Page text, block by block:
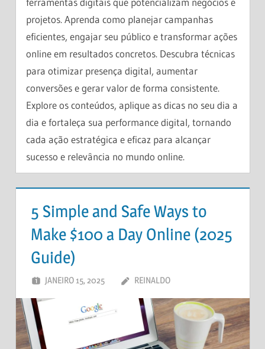
projetos. Aprenda como planejar campanhas
eficientes, engajar seu público e transformar ações
online em resultados concretos. Descubra técnicas
para otimizar presença digital, aumentar
conversões e gerar valor de forma consistente.
Explore os conteúdos, aplique as dicas no seu dia a
dia e fortaleça sua performance digital, tornando
cada ação estratégica e eficaz para alcançar
sucesso e relevância no mundo online.
5 Simple and Safe Ways to
Make $100 a Day Online (2025
Guide)
JANEIRO 15, 2025 REINALDO
COMENTÁRIO